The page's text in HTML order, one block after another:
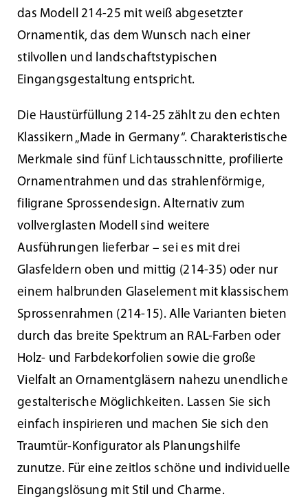
das Modell 214-25 mit weiß abgesetzter
Ornamentik, das dem Wunsch nach einer
stilvollen und landschaftstypischen
Eingangsgestaltung entspricht.
Die Haustürfüllung 214-25 zählt zu den echten
Klassikern „Made in Germany“. Charakteristische
Merkmale sind fünf Lichtausschnitte, profilierte
Ornamentrahmen und das strahlenförmige,
filigrane Sprossendesign. Alternativ zum
vollverglasten Modell sind weitere
Ausführungen lieferbar – sei es mit drei
Glasfeldern oben und mittig (214-35) oder nur
einem halbrunden Glaselement mit klassischem
Sprossenrahmen (214-15). Alle Varianten bieten
durch das breite Spektrum an RAL-Farben oder
Holz- und Farbdekorfolien sowie die große
Vielfalt an Ornamentgläsern nahezu unendliche
gestalterische Möglichkeiten. Lassen Sie sich
einfach inspirieren und machen Sie sich den
Traumtür-Konfigurator als Planungshilfe
zunutze. Für eine zeitlos schöne und individuelle
Eingangslösung mit Stil und Charme.
Tür des Monats Mai 2021